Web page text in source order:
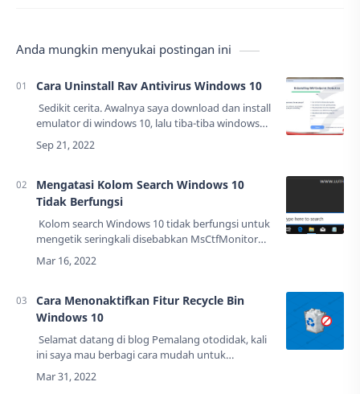
Anda mungkin menyukai postingan ini
Cara Uninstall Rav Antivirus Windows 10
Sedikit cerita. Awalnya saya download dan install
emulator di windows 10, lalu tiba-tiba windows
security saya telah diperdaya oleh antivirus lain
yang bernama Rav Endpoint P…
Mengatasi Kolom Search Windows 10
Tidak Berfungsi
Kolom search Windows 10 tidak berfungsi untuk
mengetik seringkali disebabkan MsCtfMonitor
hilang atau rusak.MsCtfMonitor adalah sebuah
file system yang memungkinkan system op…
Cara Menonaktifkan Fitur Recycle Bin
Windows 10
Selamat datang di blog Pemalang otodidak, kali
ini saya mau berbagi cara mudah untuk
mematikan fitur Recycle Bin Windows 10.Sejak
dari dulu Windows memiliki fitur Recycle Bin…